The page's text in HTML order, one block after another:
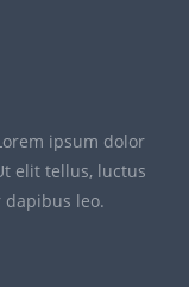
ipsum dolor
elit tellus, luctus
leo.